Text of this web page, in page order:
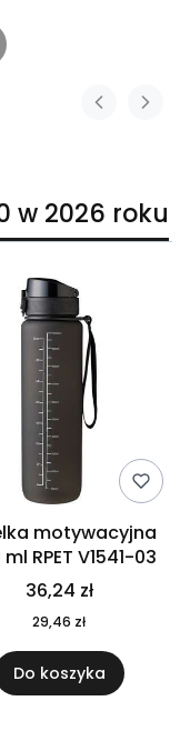
w 2026 roku
motywacyjna
ml RPET V1541-03
36,24 zł
29,46 zł
Do koszyka